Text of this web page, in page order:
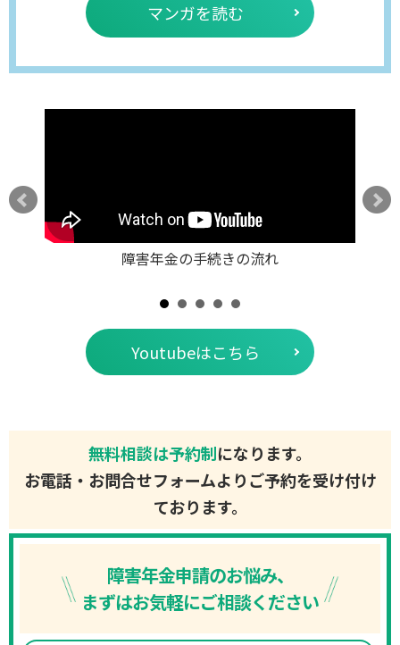
マンガを読む
障害年金の手続きの流れ
Youtubeはこちら
無料相談は予約制になります。
お電話・お問合せフォームよりご予約を受け付け
ております。
障害年金申請のお悩み、
まずはお気軽にご相談ください